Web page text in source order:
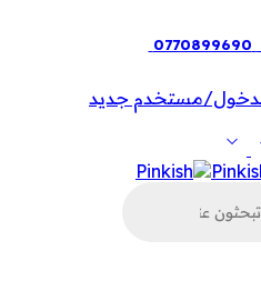
0770899690
مستخدم جديد